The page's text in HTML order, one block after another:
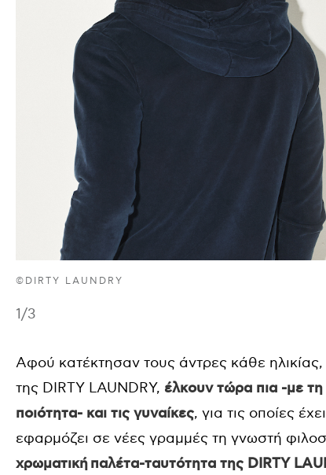
©DIRTY LAUNDRY
1/3
Αφού κατέκτησαν τους άντρες κάθε ηλικίας,
της DIRTY LAUNDRY, έλκουν τώρα πια -με
ποιότητα- και τις γυναίκες, για τις οποίες
εφαρμόζει σε νέες γραμμές τη γνωστή
χρωματική παλέτα-ταυτότητα της DIRTY